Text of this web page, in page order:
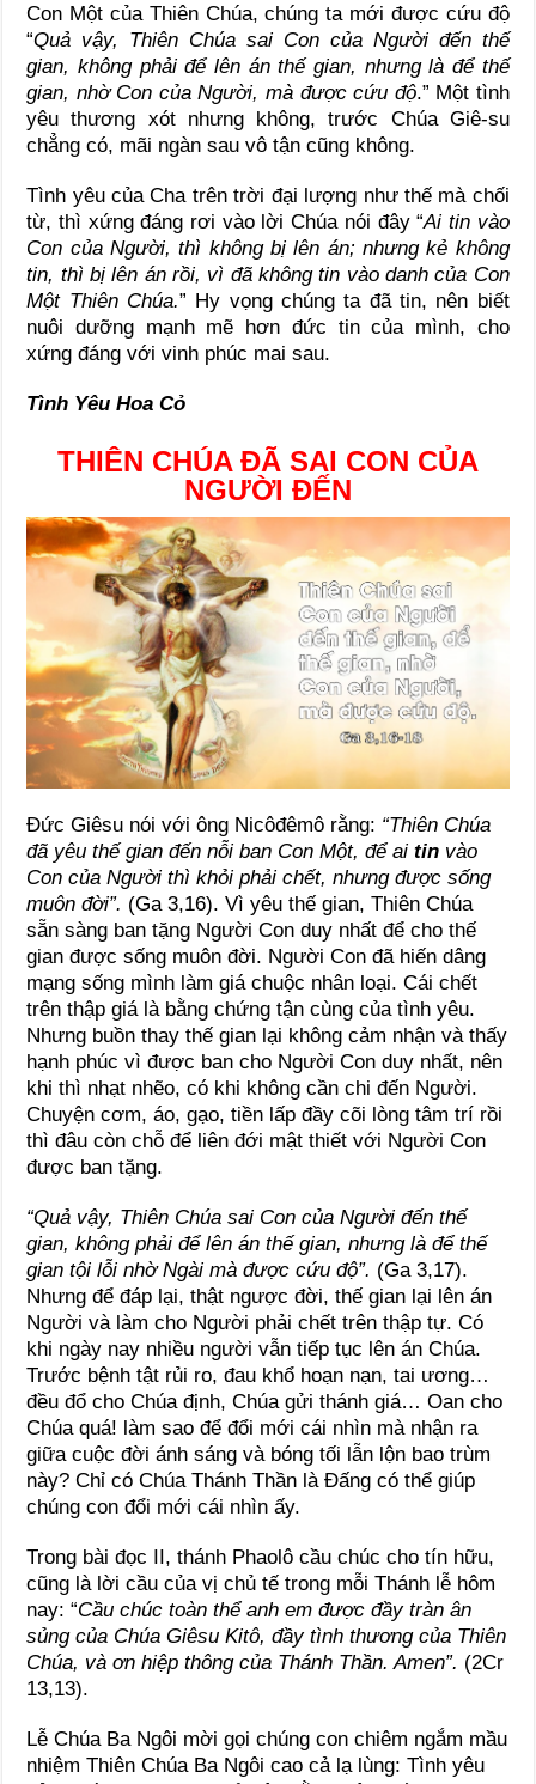
Con Một của Thiên Chúa, chúng ta mới được cứu độ
“Quả vậy, Thiên Chúa sai Con của Người đến thế
gian, không phải để lên án thế gian, nhưng là để thế
gian, nhờ Con của Người, mà được cứu độ.” Một tình
yêu thương xót nhưng không, trước Chúa Giê-su
chẳng có, mãi ngàn sau vô tận cũng không.
Tình yêu của Cha trên trời đại lượng như thế mà chối
từ, thì xứng đáng rơi vào lời Chúa nói đây “Ai tin vào
Con của Người, thì không bị lên án; nhưng kẻ không
tin, thì bị lên án rồi, vì đã không tin vào danh của Con
Một Thiên Chúa.” Hy vọng chúng ta đã tin, nên biết
nuôi dưỡng mạnh mẽ hơn đức tin của mình, cho
xứng đáng với vinh phúc mai sau.
Tình Yêu Hoa Cỏ
THIÊN CHÚA ĐÃ SAI CON CỦA
NGƯỜI ĐẾN
Đức Giêsu nói với ông Nicôđêmô rằng: “Thiên Chúa
đã yêu thế gian đến nỗi ban Con Một, để aitin vào
Con của Người thì khỏi phải chết, nhưng được sống
muôn đời”. (Ga 3,16). Vì yêu thế gian, Thiên Chúa
sẵn sàng ban tặng Người Con duy nhất để cho thế
gian được sống muôn đời. Người Con đã hiến dâng
mạng sống mình làm giá chuộc nhân loại. Cái chết
trên thập giá là bằng chứng tận cùng của tình yêu.
Nhưng buồn thay thế gian lại không cảm nhận và thấy
hạnh phúc vì được ban cho Người Con duy nhất, nên
khi thì nhạt nhẽo, có khi không cần chi đến Người.
Chuyện cơm, áo, gạo, tiền lấp đầy cõi lòng tâm trí rồi
thì đâu còn chỗ để liên đới mật thiết với Người Con
được ban tặng.
“Quả vậy, Thiên Chúa sai Con của Người đến thế
gian, không phải để lên án thế gian, nhưng là để thế
gian tội lỗi nhờ Ngài mà được cứu độ”. (Ga 3,17).
Nhưng để đáp lại, thật ngược đời, thế gian lại lên án
Người và làm cho Người phải chết trên thập tự. Có
khi ngày nay nhiều người vẫn tiếp tục lên án Chúa.
Trước bệnh tật rủi ro, đau khổ hoạn nạn, tai ương…
đều đổ cho Chúa định, Chúa gửi thánh giá… Oan cho
Chúa quá! làm sao để đổi mới cái nhìn mà nhận ra
giữa cuộc đời ánh sáng và bóng tối lẫn lộn bao trùm
này? Chỉ có Chúa Thánh Thần là Đấng có thể giúp
chúng con đổi mới cái nhìn ấy.
Trong bài đọc II, thánh Phaolô cầu chúc cho tín hữu,
cũng là lời cầu của vị chủ tế trong mỗi Thánh lễ hôm
nay: “Cầu chúc toàn thể anh em được đầy tràn ân
sủng của Chúa Giêsu Kitô, đầy tình thương của Thiên
Chúa, và ơn hiệp thông của Thánh Thần. Amen”. (2Cr
13,13).
Lễ Chúa Ba Ngôi mời gọi chúng con chiêm ngắm mầu
nhiệm Thiên Chúa Ba Ngôi cao cả lạ lùng: Tình yêu